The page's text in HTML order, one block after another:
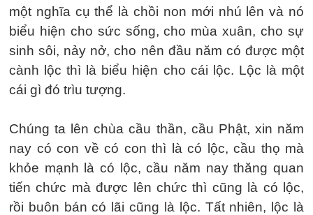
một nghĩa cụ thể là chồi non mới nhú lên và nó
biểu hiện cho sức sống, cho mùa xuân, cho sự
sinh sôi, nảy nở, cho nên đầu năm có được một
cành lộc thì là biểu hiện cho cái lộc. Lộc là một
cái gì đó trìu tượng.
Chúng ta lên chùa cầu thần, cầu Phật, xin năm
nay có con về có con thì là có lộc, cầu thọ mà
khỏe mạnh là có lộc, cầu năm nay thăng quan
tiến chức mà được lên chức thì cũng là có lộc,
rồi buôn bán có lãi cũng là lộc. Tất nhiên, lộc là